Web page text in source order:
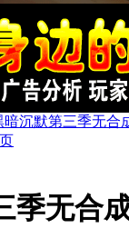
暗沉默第三季无合
季无合